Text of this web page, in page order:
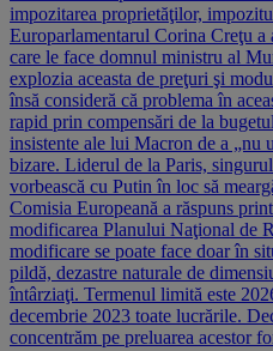
impozitarea proprietăţilor,
Europarlamentarul Corina Creţu
care le face domnul ministru al
explozia aceasta de preţuri şi
însă consideră că problema în
rapid prin compensări de la
insistente ale lui Macron de a „nu
bizare. Liderul de la Paris,
vorbească cu Putin în loc să
Comisia Europeană a răspuns
modificarea Planului Naţional de
modificare se poate face doar în
pildă, dezastre naturale de
întârziaţi. Termenul limită este
decembrie 2023 toate lucrările.
concentrăm pe preluarea acestor